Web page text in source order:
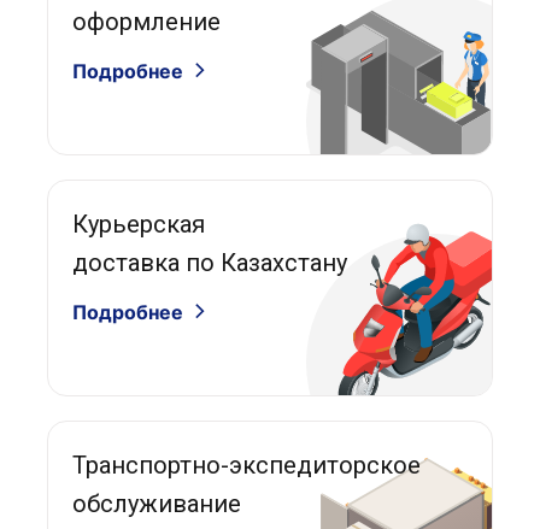
оформление
Подробнее
Курьерская
доставка по Казахстану
Подробнее
Транспортно-экспедиторское
обслуживание